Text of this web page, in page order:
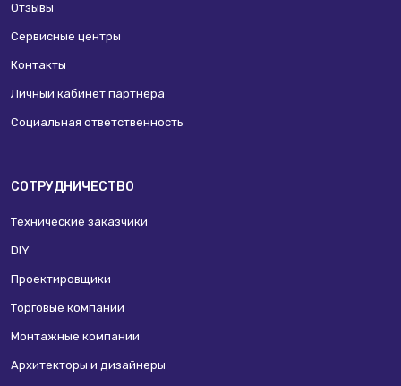
Отзывы
Сервисные центры
Контакты
Личный кабинет партнёра
Социальная ответственность
СОТРУДНИЧЕСТВО
Технические заказчики
DIY
Проектировщики
Торговые компании
Монтажные компании
Архитекторы и дизайнеры